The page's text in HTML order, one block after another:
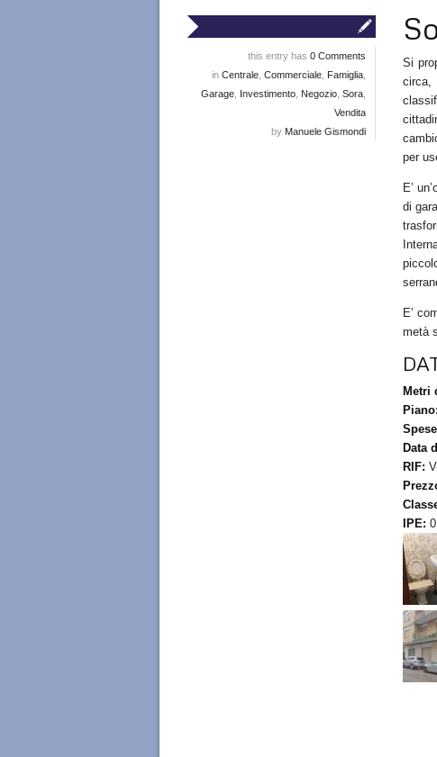
this entry has 0 Comments
in Centrale, Commerciale, Famiglia,
Garage, Investimento, Negozio, Sora,
Vendita
by Manuele Gismondi
Si
per
E’
di
E’
metà
Metri
Piano:
Data
RIF:
IPE: